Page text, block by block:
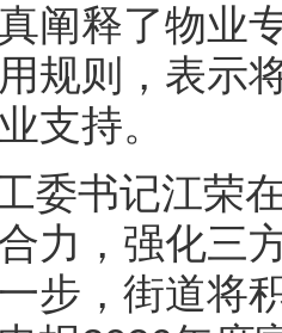
阐释了物业
规则，表示
支持。
委书记江荣
力，强化三
步，街道将